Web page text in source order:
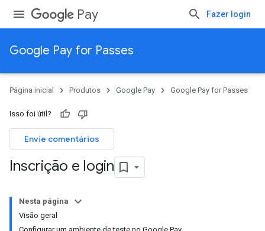
Pay Fazer login
Google Pay for Passes
Página inicial Produtos Google Pay Google Pay for Passes
Isso foi útil?
Envie comentários
Inscrição e login
Nesta página
Visão geral